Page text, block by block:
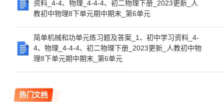
资料_4-4、物理_4-4-4、初二物理下册_2023更新_人
教初中物理8下单元期中期末_第6单元
简单机械和功单元练习题及答案_1、初中学习资料_4-
4、物理_4-4-4、初二物理下册_2023更新_人教初中物
理8下单元期中期末_第6单元
热门文档